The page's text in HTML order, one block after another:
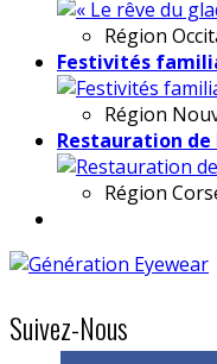
Région
Festivités
Région
Restauration de
Région
Suivez-Nous